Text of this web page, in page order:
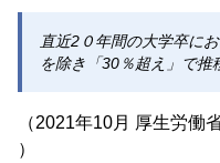
直近2０年間の大学卒に
を除き「30％超え」で推
（2021年10月 厚生労働
）